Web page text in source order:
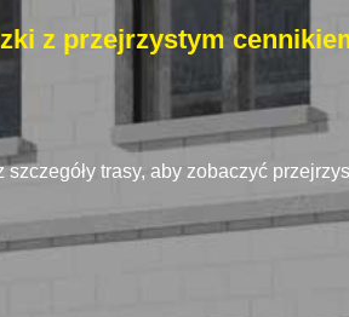
z przejrzystym
trasy, aby zobaczyć